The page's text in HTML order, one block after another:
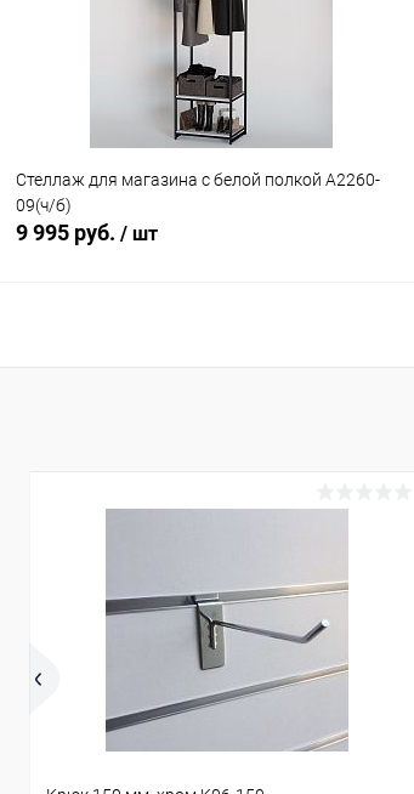
Стеллаж для магазина с белой полкой A2260-
09(ч/б)
9 995 руб. / шт